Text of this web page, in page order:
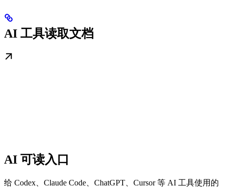
AI 工具读取文档
AI 可读入口
给 Codex、Claude Code、ChatGPT、Cursor 等 AI 工具使用的